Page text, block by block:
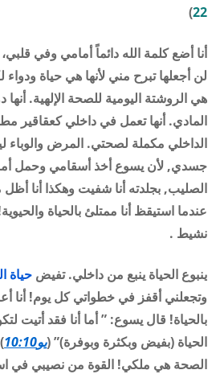
22
)
أنا أضع كلمة الله دائماً أمامي وفي
لن أجعلها تبرح مني لأنها هي حياة
هي الروشتة اليومية للصحة الإلهية.
المادي. أنها تعمل في داخلي كعقاقير
الداخلي مكملة لصحتي. المرض
جسدي, لأن يسوع أخذ أسقامي وحمل
الصليب, بجلدته أنا شفيت وهكذا أنا
عندما استيقظ أنا ممتلئ بالحياة
نشيط .
ينبوع الحياة ينبع من داخلي. تفيض حياة
وتجعلني أقفز في خطواتي كل يوم! أنا
بالحياة! قال يسوع: ” أما أنا فقد أتيت
الحياة (بفيض وبكثرة وبوفرة)” (يو10:10
الصحة هي ملكي! القوة من نصيبي في